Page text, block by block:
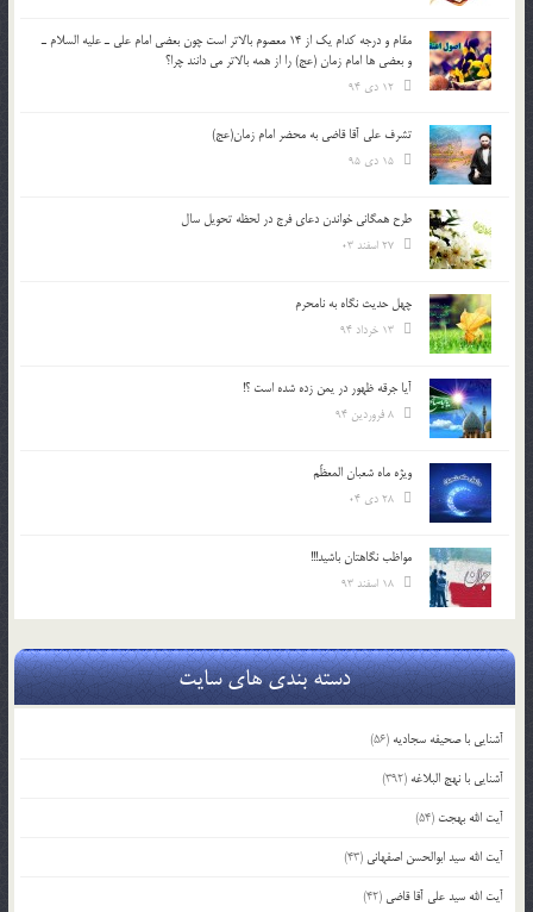
مقام و درجه كدام يك از 14 معصوم بالاتر است چون بعضي امام علي ـ عليه السلام ـ
و بعضي ها امام زمان (عج) را از همه بالاتر مي دانند چرا؟
تشرف علي آقا قاضي به محضر امام زمان(عج)
طرح همگانی خواندن دعای فرج در لحظه تحویل سال
چهل حدیث نگاه به نامحرم
آیا جرقه ظهور در یمن زده شده است ؟!
ویژه ماه شعبان المعظّم
مواظب نگاهتان باشید!!!
دسته بندی های سایت
آشنایی با صحیفه سجادیه (56)
آشنایی با نهج البلاغه (392)
آیت الله بهجت (54)
آیت الله سید ابوالحسن اصفهانی (43)
آیت الله سید علی آقا قاضی (42)